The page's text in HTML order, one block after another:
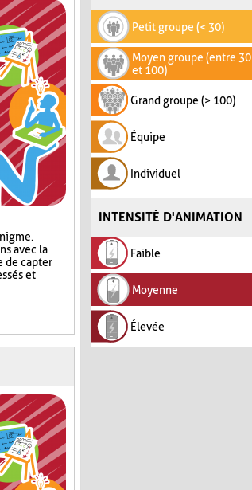
Petit groupe (< 30)
Moyen groupe (entre 30
et 100)
Grand groupe (> 100)
Équipe
Individuel
INTENSITÉ D'ANIMATION
Faible
Moyenne
Élevée
avec la
de capter
et